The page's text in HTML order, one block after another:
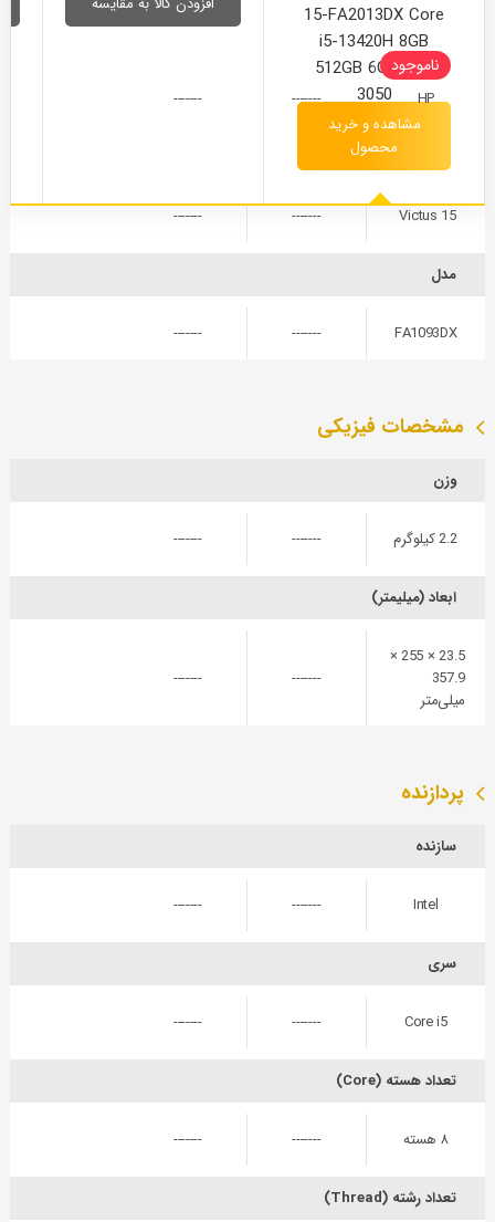
15-FA2013DX Core
i5-13420H 8GB
512GB 6GB RTX
3050
ناموجود
مشاهده و خرید
محصول
سازنده
HP
-------
-------
Victus 15
-------
-------
مدل
FA1093DX
-------
-------
مشخصات فیزیکی
وزن
2.2 کیلوگرم -------
-------
ابعاد (میلیمتر)
23.5 × 255 ×
357.9
میلی‌متر
-------
-------
پردازنده
سازنده
Intel
-------
-------
سری
Core i5
-------
-------
تعداد هسته (Core)
۸ هسته -------
-------
تعداد رشته (Thread)